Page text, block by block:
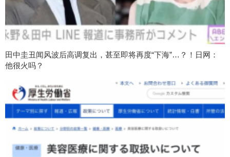
田中圭丑闻风波后高调复出，甚至即将再度“下海”…？！日网：
他很火吗？